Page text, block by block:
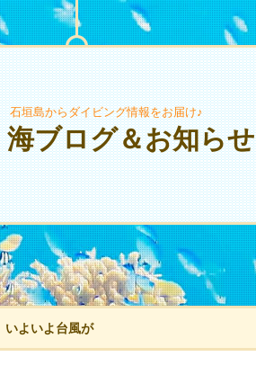
石垣島からダイビング情報をお届け♪
海ブログ＆お知らせ
いよいよ台風が